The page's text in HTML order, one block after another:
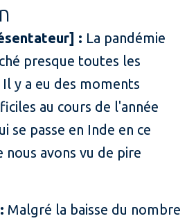
: La pandémie
presque toutes les
y a eu des moments
au cours de l'année
se passe en Inde en ce
avons vu de pire
Malgré la baisse du nombre